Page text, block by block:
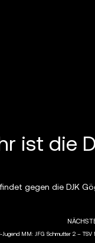
ist die
gegen die DJK
Jugend MM: JFG Schmutter 2 – TSV